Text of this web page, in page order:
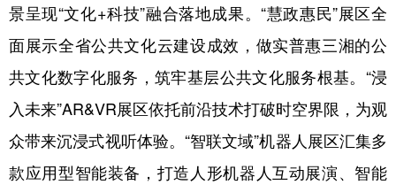
浙江 安徽 福建 江西
山东 河南 湖北 湖南
四川 贵州 云南 西藏
陕西 甘肃 青海 宁夏
景呈现“文化+科技”融合落地成果。“慧政惠民”展区全
面展示全省公共文化云建设成效，做实普惠三湘的公
共文化数字化服务，筑牢基层公共文化服务根基。“浸
入未来”AR&VR展区依托前沿技术打破时空界限，为观
众带来沉浸式视听体验。“智联文域”机器人展区汇集多
款应用型智能装备，打造人形机器人互动展演、智能